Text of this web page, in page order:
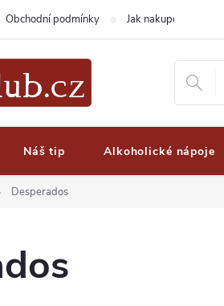
Obchodní podmínky Jak nakupovat
Náš tip Alkoholické nápoje
Desperados